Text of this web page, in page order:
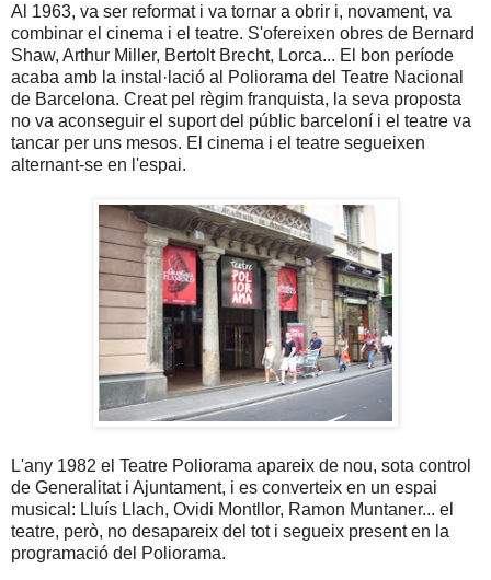
Al 1963, va ser reformat i va tornar a obrir i, novament, va
combinar el cinema i el teatre. S'ofereixen obres de Bernard
Shaw, Arthur Miller, Bertolt Brecht, Lorca... El bon període
acaba amb la instal·lació al Poliorama del Teatre Nacional
de Barcelona. Creat pel règim franquista, la seva proposta
no va aconseguir el suport del públic barceloní i el teatre va
tancar per uns mesos. El cinema i el teatre segueixen
alternant-se en l'espai.
L'any 1982 el Teatre Poliorama apareix de nou, sota control
de Generalitat i Ajuntament, i es converteix en un espai
musical: Lluís Llach, Ovidi Montllor, Ramon Muntaner... el
teatre, però, no desapareix del tot i segueix present en la
programació del Poliorama.